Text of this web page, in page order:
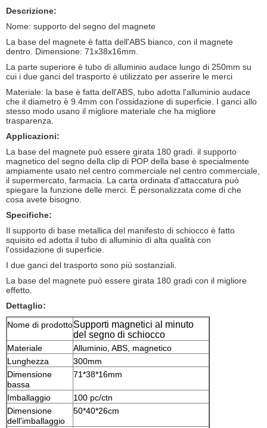
Descrizione:
Nome: supporto del segno del magnete
La base del magnete è fatta dell'ABS bianco, con il magnete
dentro. Dimensione: 71x38x16mm.
La parte superiore è tubo di alluminio audace lungo di 250mm su
cui i due ganci del trasporto è utilizzato per asserire le merci
Materiale: la base è fatta dell'ABS, tubo adotta l'alluminio audace
che il diametro è 9.4mm con l'ossidazione di superficie. I ganci allo
stesso modo usano il migliore materiale che ha migliore
trasparenza.
Applicazioni:
La base del magnete può essere girata 180 gradi. il supporto
magnetico del segno della clip di POP della base è specialmente
ampiamente usato nel centro commerciale nel centro commerciale,
il supermercato, farmacia. La carta ordinata d'attaccatura può
spiegare la funzione delle merci. È personalizzata come di che
cosa avete bisogno.
Specifiche:
Il supporto di base metallica del manifesto di schiocco è fatto
squisito ed adotta il tubo di alluminio di alta qualità con
l'ossidazione di superficie.
I due ganci del trasporto sono più sostanziali.
La base del magnete può essere girata 180 gradi con il migliore
effetto.
Dettaglio:
Nome di prodottoSupporti magnetici al minuto
del segno di schiocco
Materiale
Alluminio, ABS, magnetico
Lunghezza
300mm
Dimensione
bassa
71*38*16mm
Imballaggio
100 pc/ctn
Dimensione
dell'imballaggio
50*40*26cm